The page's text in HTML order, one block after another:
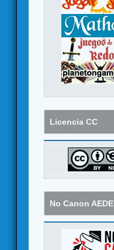
Licencia CC
No Canon AEDE